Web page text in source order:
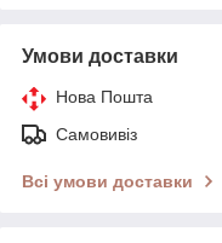
Умови доставки
Нова Пошта
Самовивіз
Всі умови доставки